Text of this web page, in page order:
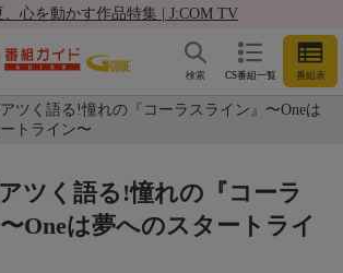
、心を動かす作品特集 | J:COM TV
CS番組一覧 番組表
検索
ツく語る!憧れの『コーラスライン』〜Oneは
トライン〜
ツく語る!憧れの『コーラ
Oneは夢へのスタートライ